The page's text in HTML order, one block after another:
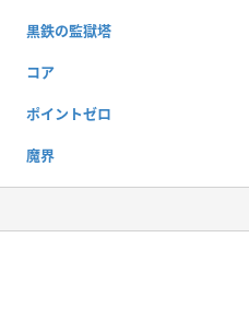
黒鉄の監獄塔
コア
ポイントゼロ
魔界